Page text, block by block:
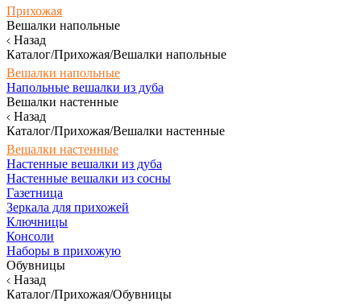
Прихожая
Вешалки напольные
Назад
Каталог/Прихожая/Вешалки напольные
Вешалки напольные
Напольные вешалки из дуба
Вешалки настенные
Назад
Каталог/Прихожая/Вешалки настенные
Вешалки настенные
Настенные вешалки из дуба
Настенные вешалки из сосны
Газетница
Зеркала для прихожей
Ключницы
Консоли
Наборы в прихожую
Обувницы
Назад
Каталог/Прихожая/Обувницы